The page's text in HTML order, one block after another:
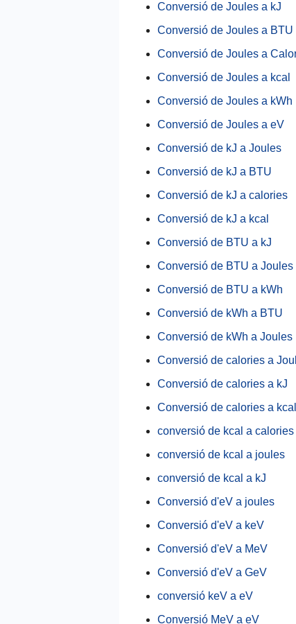
Conversió de Joules a kJ
Conversió de Joules a BTU
Conversió de Joules a
Conversió de Joules a kcal
Conversió de Joules a kWh
Conversió de Joules a eV
Conversió de kJ a Joules
Conversió de kJ a BTU
Conversió de kJ a calories
Conversió de kJ a kcal
Conversió de BTU a kJ
Conversió de BTU a Joules
Conversió de BTU a kWh
Conversió de kWh a BTU
Conversió de kWh a Joules
Conversió de calories a
Conversió de calories a kJ
Conversió de calories a kcal
conversió de kcal a calories
conversió de kcal a joules
conversió de kcal a kJ
Conversió d'eV a joules
Conversió d'eV a keV
Conversió d'eV a MeV
Conversió d'eV a GeV
conversió keV a eV
Conversió MeV a eV